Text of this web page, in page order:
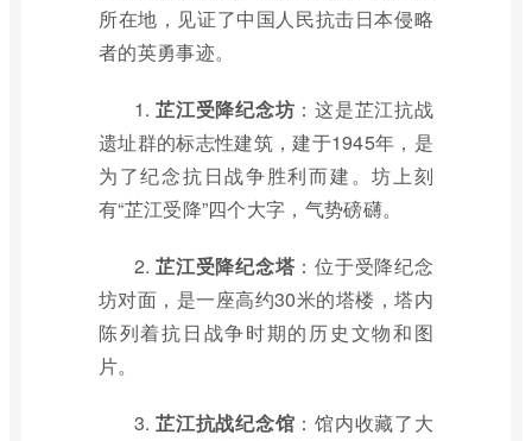
所在地，见证了中国人民抗击日本侵略
者的英勇事迹。
1.芷江受降纪念坊 ：这是芷江抗战
遗址群的标志性建筑，建于1945年，是
为了纪念抗日战争胜利而建。坊上刻
有“芷江受降”四个大字，气势磅礴。
2.芷江受降纪念塔 ：位于受降纪念
坊对面，是一座高约30米的塔楼，塔内
陈列着抗日战争时期的历史文物和图
片。
3.芷江抗战纪念馆 ：馆内收藏了大